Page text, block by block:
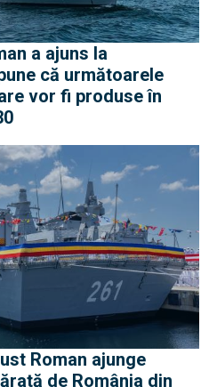
a ajuns la
că următoarele
vor fi produse în
Roman ajunge
de România din